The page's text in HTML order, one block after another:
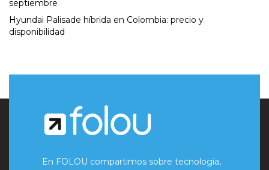
septiembre
Hyundai Palisade híbrida en Colombia: precio y
disponibilidad
En FOLOU compartimos sobre tecnología,